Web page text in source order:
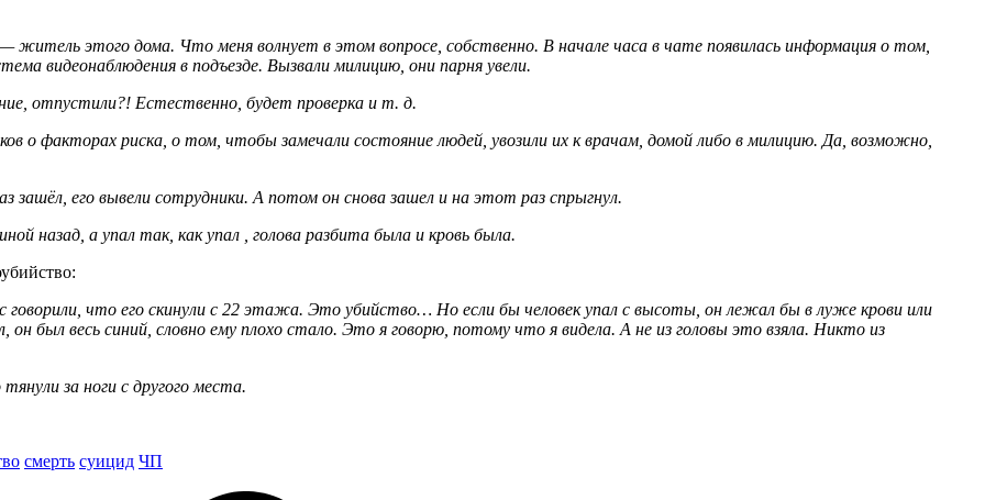
житель этого дома. Что меня волнует в этом вопросе, собственно. В начале часа в чате появилась информация о том,
видеонаблюдения в подъезде. Вызвали милицию, они парня увели.
отпустили?! Естественно, будет проверка и т. д.
о факторах риска, о том, чтобы замечали состояние людей, увозили их к врачам, домой либо в милицию. Да, возможно,
его вывели сотрудники. А потом он снова зашел и на этот раз спрыгнул.
назад, а упал так, как упал , голова разбита была и кровь была.
что его скинули с 22 этажа. Это убийство… Но если бы человек упал с высоты, он лежал бы в луже крови или
был весь синий, словно ему плохо стало. Это я говорю, потому что я видела. А не из головы это взяла. Никто из
за ноги с другого места.
смерть суицид ЧП